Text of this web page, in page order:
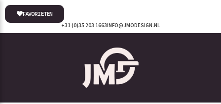
INFO@JMODESIGN.NL
+31 (0)35 203 1663
FAVORIETEN